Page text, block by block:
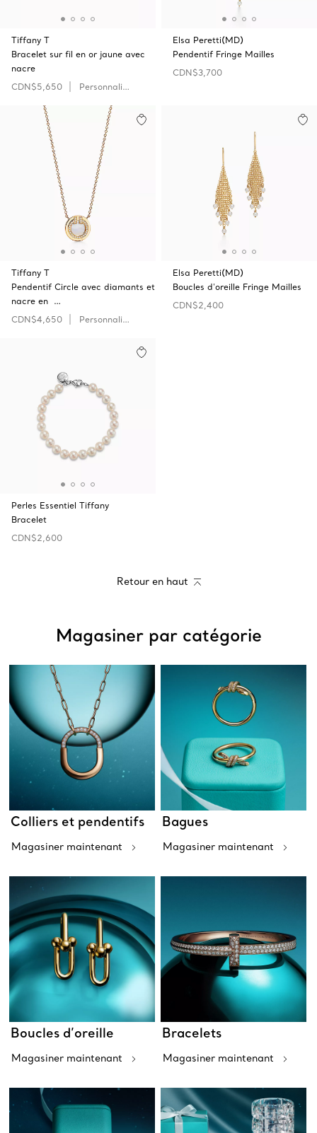
Tiffany T
Bracelet sur fil en or jaune avec
nacre
CDN$5,650
Personnaliser
Elsa Peretti(MD)
Pendentif Fringe Mailles
CDN$3,700
Tiffany T
Pendentif Circle avec diamants et
nacre en …
CDN$4,650
Personnaliser
Elsa Peretti(MD)
Boucles d'oreille Fringe Mailles
CDN$2,400
Perles Essentiel Tiffany
Bracelet
CDN$2,600
Retour en haut
Magasiner par catégorie
Colliers et pendentifs
Magasiner maintenant
Bagues
Magasiner maintenant
Boucles d’oreille
Magasiner maintenant
Bracelets
Magasiner maintenant